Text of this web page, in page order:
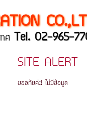
ศ Tel. 02-965-
SITE ALERT
ขออภัยค่ะ! ไม่มีข้อมูล